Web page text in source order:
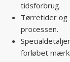
tidsforbrug.
Tørretider og
processen.
forløbet